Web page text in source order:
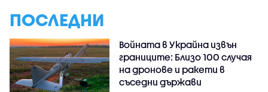
ПОСЛЕДНИ
Войната в Украйна извън
границите: Близо 100 случая
на дронове и ракети в
съседни държави